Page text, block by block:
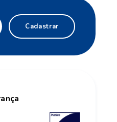
Cadastrar